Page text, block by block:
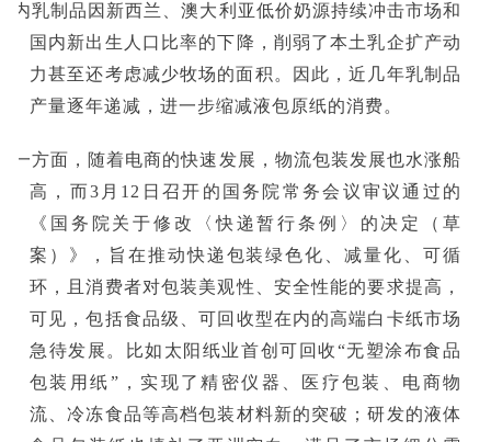
内乳制品因新西兰、澳大利亚低价奶源持续冲击市场和
国内新出生人口比率的下降，削弱了本土乳企扩产动
力甚至还考虑减少牧场的面积‌。因此，近几年乳制品
产量逐年递减，进一步缩减液包原纸的消费。
一方面，随着电商的快速发展，物流包装发展也水涨船
高，而3月12日召开的国务院常务会议审议通过的
《国务院关于修改〈快递暂行条例〉的决定（草
案）》，旨在推动快递包装绿色化、减量化、可循
环，且消费者对包装美观性、安全性能的要求提高，
可见，包括食品级、可回收型在内的高端白卡纸市场
急待发展。比如太阳纸业首创可回收“无塑涂布食品
包装用纸”，实现了精密仪器、医疗包装、电商物
流、冷冻食品等高档包装材料新的突破；研发的液体